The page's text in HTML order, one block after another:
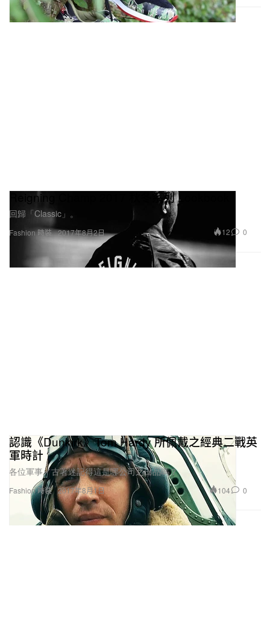
Fashion 時裝
Reigning Champ 2017 秋冬系列 Lookbook
回歸「Classic」。
2017年8月2日 12 0
Fashion 時裝
認識《Dunkirk》Tom Hardy 所佩戴之經典二戰英
軍時計
各位軍事／古著迷記得這是哪公司之出品嗎？
2017年8月1日 104 0